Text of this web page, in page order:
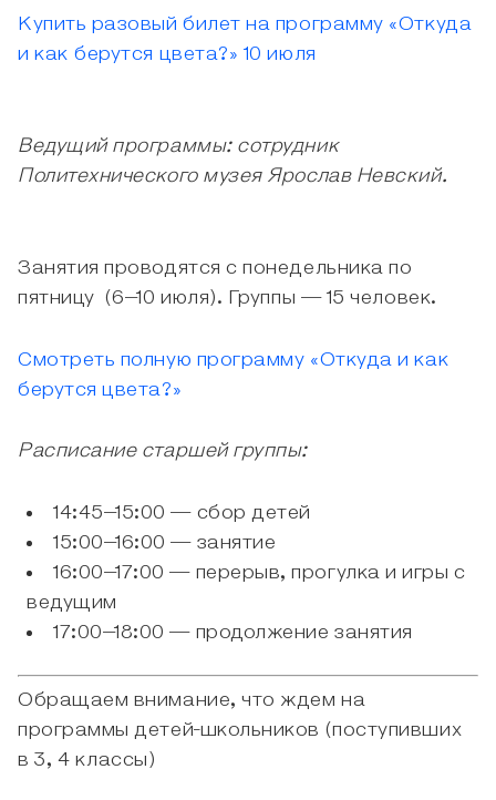
Купить разовый билет на программу «Откуда
и как берутся цвета?» 10 июля
Ведущий программы: сотрудник
Политехнического музея Ярослав Невский.
Занятия проводятся с понедельника по
пятницу (6–10 июля). Группы — 15 человек.
Смотреть полную программу «Откуда и как
берутся цвета?»
Расписание старшей группы:
14:45–15:00 — сбор детей
15:00–16:00 — занятие
16:00–17:00 — перерыв, прогулка и игры с
ведущим
17:00–18:00 — продолжение занятия
Обращаем внимание, что ждем на
программы детей-школьников (поступивших
в 3, 4 классы)